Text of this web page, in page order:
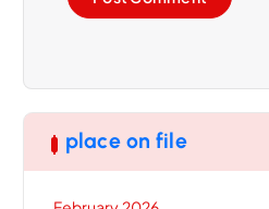
place on file